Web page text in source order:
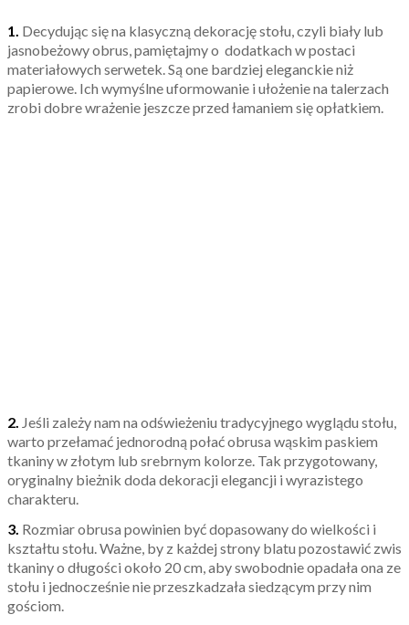
1. Decydując się na klasyczną dekorację stołu, czyli biały lub
jasnobeżowy obrus, pamiętajmy o dodatkach w postaci
materiałowych serwetek. Są one bardziej eleganckie niż
papierowe. Ich wymyślne uformowanie i ułożenie na talerzach
zrobi dobre wrażenie jeszcze przed łamaniem się opłatkiem.
2. Jeśli zależy nam na odświeżeniu tradycyjnego wyglądu stołu,
warto przełamać jednorodną połać obrusa wąskim paskiem
tkaniny w złotym lub srebrnym kolorze. Tak przygotowany,
oryginalny bieżnik doda dekoracji elegancji i wyrazistego
charakteru.
3. Rozmiar obrusa powinien być dopasowany do wielkości i
kształtu stołu. Ważne, by z każdej strony blatu pozostawić zwis
tkaniny o długości około 20 cm, aby swobodnie opadała ona ze
stołu i jednocześnie nie przeszkadzała siedzącym przy nim
gościom.